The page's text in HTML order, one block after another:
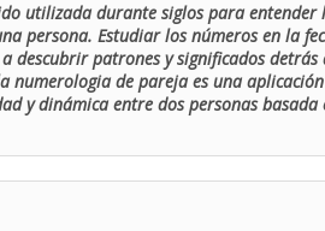
utilizada durante siglos para entender
persona. Estudiar los números en la
descubrir patrones y significados detrás
numerologia de pareja es una
y dinámica entre dos personas basada